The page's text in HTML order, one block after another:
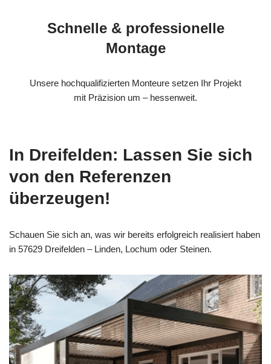
Schnelle & professionelle
Montage
Unsere hochqualifizierten Monteure setzen Ihr Projekt
mit Präzision um – hessenweit.
In Dreifelden: Lassen Sie sich
von den Referenzen
überzeugen!
Schauen Sie sich an, was wir bereits erfolgreich realisiert haben
in 57629 Dreifelden – Linden, Lochum oder Steinen.